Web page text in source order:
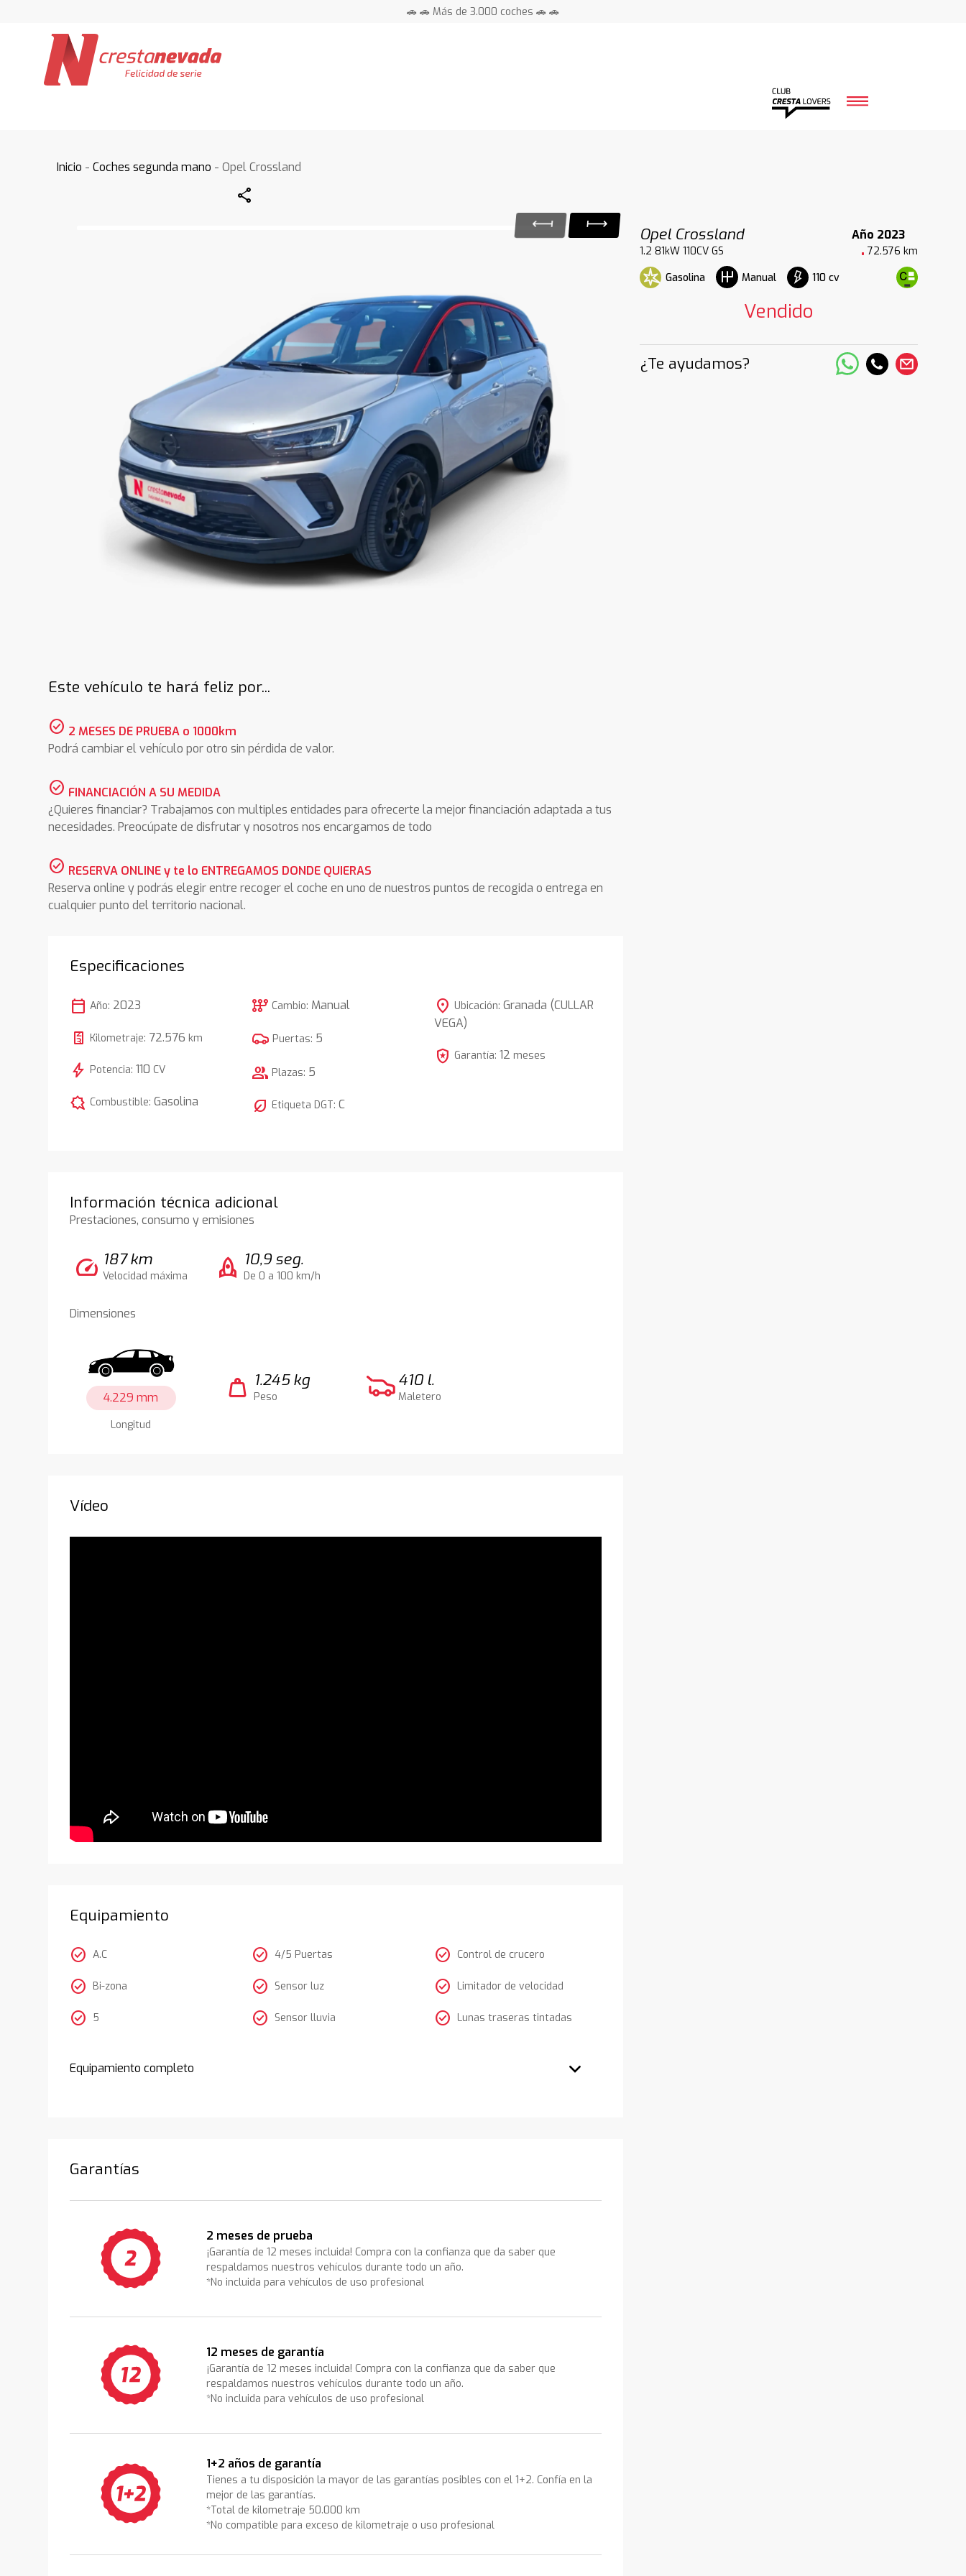
🚗 🚗 Más de 3.000 coches 🚗 🚗
Inicio -Coches segunda mano - Opel Crossland
Share
Opel Crossland
Año 2023
1.2 81kW 110CV GS
72.576 km
Gasolina
Manual 110 cv
Vendido
¿Te ayudamos?
Este vehículo te hará feliz por...
check_circle 2 MESES DE PRUEBA o 1000km
Podrá cambiar el vehículo por otro sin pérdida de valor.
check_circle FINANCIACIÓN A SU MEDIDA
¿Quieres financiar? Trabajamos con multiples entidades para ofrecerte la mejor financiación adaptada a tus
necesidades. Preocúpate de disfrutar y nosotros nos encargamos de todo
check_circle RESERVA ONLINE y te lo ENTREGAMOS DONDE QUIERAS
Reserva online y podrás elegir entre recoger el coche en uno de nuestros puntos de recogida o entrega en
cualquier punto del territorio nacional.
Especificaciones
calendar_today Año: 2023
Kilometraje: 72.576 km
bolt Potencia:110 CV
comic_bubble Combustible:Gasolina
auto_transmission Cambio: Manual
Puertas: 5
group Plazas: 5
nest_eco_leaf Etiqueta DGT:C
location_on Ubicación: Granada (CULLAR
VEGA)
local_police Garantía: 12 meses
Información técnica adicional
Prestaciones, consumo y emisiones
speed 187 km
Velocidad máxima rocket 10,9 seg.
De 0 a 100 km/h
Dimensiones
4.229 mm
Longitud
weight 1.245 kg
Peso
410 l.
Maletero
Vídeo
Equipamiento
check_circle A.C
check_circle Bi-zona
check_circle 5
check_circle 4/5 Puertas
check_circle Sensor luz
check_circle Sensor lluvia
check_circle Control de crucero
check_circle Limitador de velocidad
check_circle Lunas traseras tintadas
Equipamiento completo
Garantías
2 meses de prueba
¡Garantía de 12 meses incluida! Compra con la confianza que da saber que
respaldamos nuestros vehículos durante todo un año.
*No incluida para vehículos de uso profesional
12 meses de garantía
¡Garantía de 12 meses incluida! Compra con la confianza que da saber que
respaldamos nuestros vehículos durante todo un año.
*No incluida para vehículos de uso profesional
1+2 años de garantía
Tienes a tu disposición la mayor de las garantías posibles con el 1+2. Confía en la
mejor de las garantías.
*Total de kilometraje 50.000 km
*No compatible para exceso de kilometraje o uso profesional